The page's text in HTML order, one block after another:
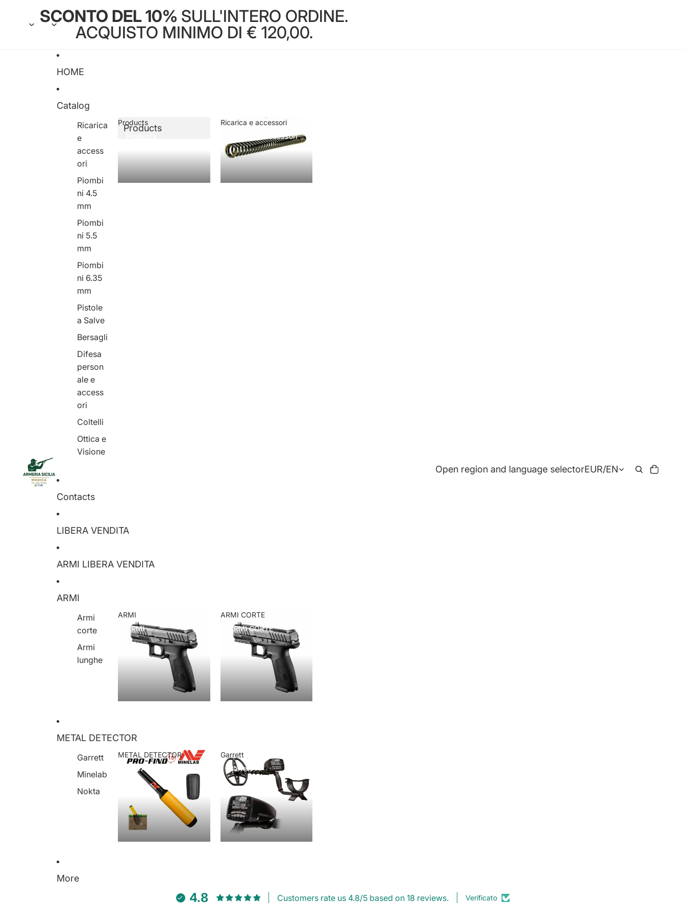
SCONTO DEL 10% SULL'INTERO ORDINE.
ACQUISTO MINIMO DI € 120,00.
HOME
Catalog
Ricarica
e
access
ori
Piombi
ni 4.5
mm
Piombi
ni 5.5
mm
Piombi
ni 6.35
mm
Pistole
a Salve
Bersagli
Difesa
person
ale e
access
ori
Coltelli
Ottica e
Visione
Products
Products
Ricarica e accessori
Ricarica e accessori
Contacts
LIBERA VENDITA
ARMI LIBERA VENDITA
ARMI
Armi
corte
Armi
lunghe
ARMI
ARMI
ARMI CORTE
ARMI CORTE
METAL DETECTOR
Garrett
Minelab
Nokta
METAL DETECTOR
METAL DETECTOR
Garrett
Garrett
More
Open region and language selectorEUR/EN
items
in
4.8 Customers rate us 4.8/5 based on 18 reviews. Verificato